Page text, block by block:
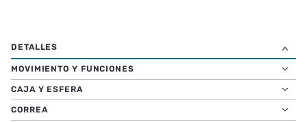
MOVIMIENTO Y FUNCIONES
CAJA Y ESFERA
CORREA